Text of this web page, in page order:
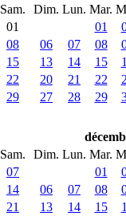
Sam.
01
08
15
22
29
Dim. Lun. Mar.
01
06
07 08
13
14 15
20
21 22
27
28 29
Sam.
07
14
21
Dim. Lun. Mar.
01
06
07 08
13
14 15